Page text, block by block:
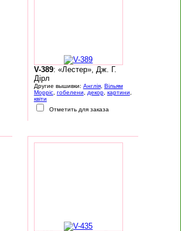
V-389: «Лестер», Дж. Г.
Дірл
Другие вышивки: Англія, Вільям
Морріс, гобелени, декор, картини,
квіти
Отметить для заказа